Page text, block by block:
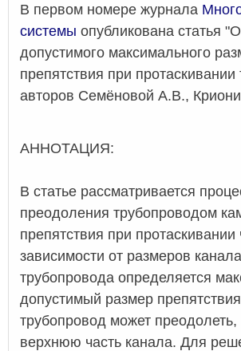
В первом номере журнала
системы опубликована статья
допустимого максимального
препятствия при
авторов Семёновой А.В.,
АННОТАЦИЯ:
В статье рассматривается
преодоления трубопроводом
препятствия при
зависимости от размеров
трубопровода определяется
допустимый размер
трубопровод может преодолеть,
верхнюю часть канала. Для